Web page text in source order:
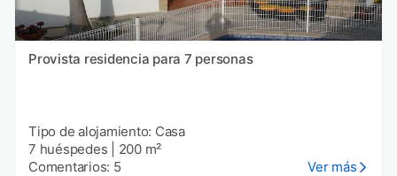
Provista residencia para 7 personas
Tipo de alojamiento: Casa
7 huéspedes
200 m²
Comentarios: 5
Ver más